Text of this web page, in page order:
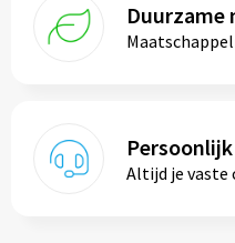
Duurzame
Altijd je